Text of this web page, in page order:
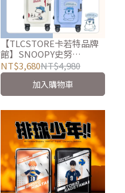
【TLCSTORE卡若特品牌
館】SNOOPY史努
比/OLAF歐拉夫20吋上掀
雙開行李箱~隨箱贈收納袋
NT$3,680NT$4,980
加入購物車